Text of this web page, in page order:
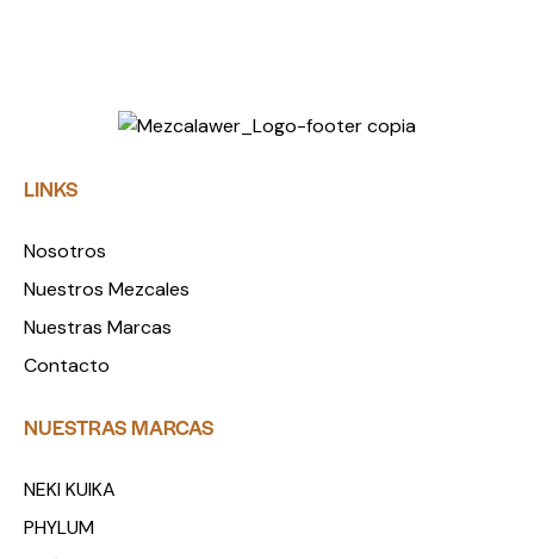
LINKS
Nosotros
Nuestros Mezcales
Nuestras Marcas
Contacto
NUESTRAS MARCAS
NEKI KUIKA
PHYLUM